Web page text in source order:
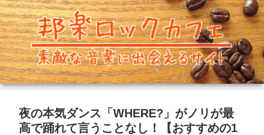
夜の本気ダンス「WHERE?」がノリが最
高で踊れて言うことなし！【おすすめの1